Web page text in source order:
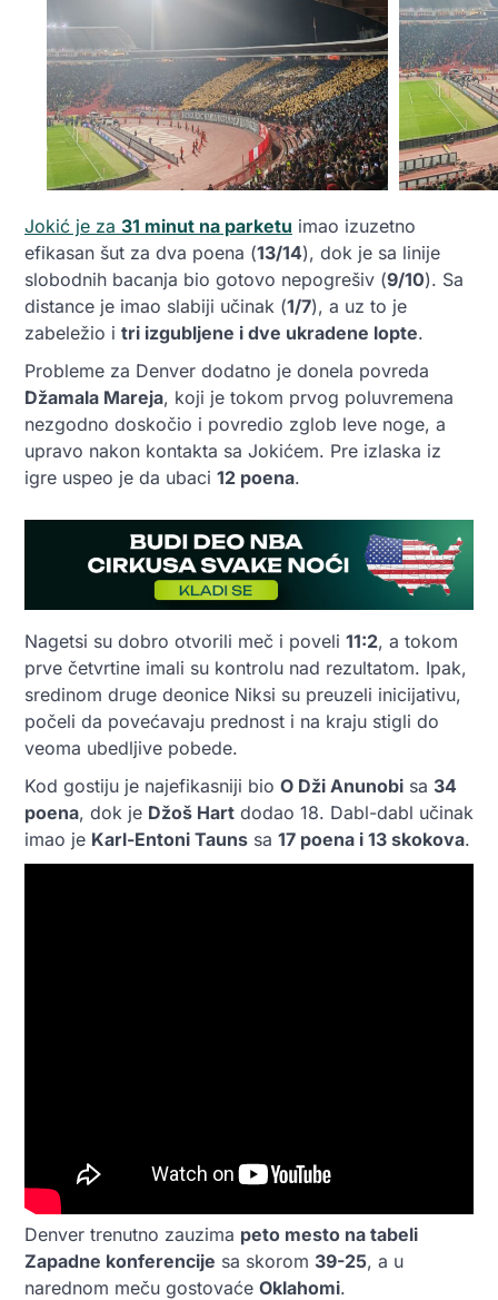
Jokić je za 31 minut na parketu imao izuzetno
efikasan šut za dva poena (13/14), dok je sa linije
slobodnih bacanja bio gotovo nepogrešiv (9/10). Sa
distance je imao slabiji učinak (1/7), a uz to je
zabeležio i tri izgubljene i dve ukradene lopte.
Probleme za Denver dodatno je donela povreda
Džamala Mareja, koji je tokom prvog poluvremena
nezgodno doskočio i povredio zglob leve noge, a
upravo nakon kontakta sa Jokićem. Pre izlaska iz
igre uspeo je da ubaci 12 poena.
Nagetsi su dobro otvorili meč i poveli 11:2, a tokom
prve četvrtine imali su kontrolu nad rezultatom. Ipak,
sredinom druge deonice Niksi su preuzeli inicijativu,
počeli da povećavaju prednost i na kraju stigli do
veoma ubedljive pobede.
Kod gostiju je najefikasniji bio O Dži Anunobi sa 34
poena, dok je Džoš Hart dodao 18. Dabl-dabl učinak
imao je Karl-Entoni Tauns sa 17 poena i 13 skokova.
Denver trenutno zauzima peto mesto na tabeli
Zapadne konferencije sa skorom 39-25, a u
narednom meču gostovaće Oklahomi.